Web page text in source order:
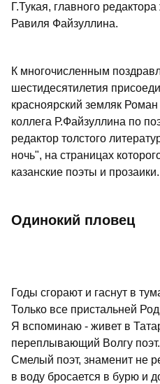
Г.Тукая, главного
Равиля Файзуллина.
К многочисленным
шестидесятилетия
красноярский земляк
коллега Р.Файзуллина по
редактор толстого
ночь", на страницах
казанские поэты и прозаики.
Одинокий пловец
Годы сгорают и гаснут в
Только все пристальней
Я вспоминаю - живет в
переплывающий Волгу поэт.
Смелый поэт, знаменит не
в воду бросается в бурю и